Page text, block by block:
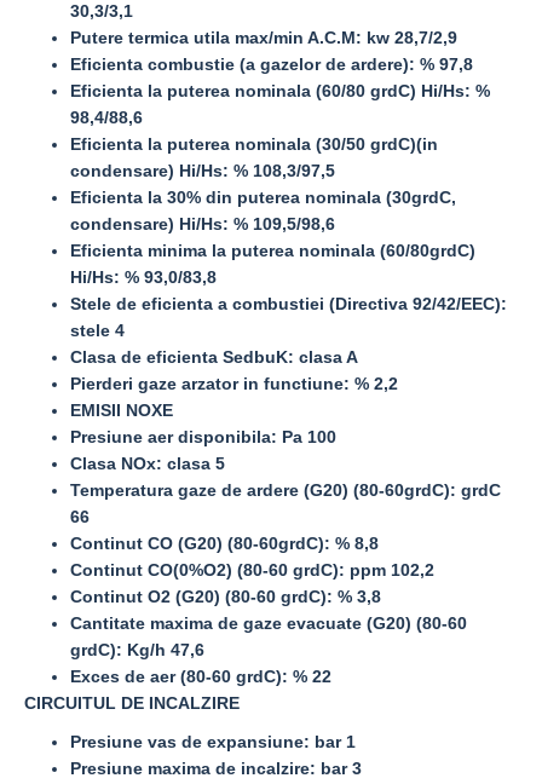
30,3/3,1
Putere termica utila max/min A.C.M: kw 28,7/2,9
Eficienta combustie (a gazelor de ardere): % 97,8
Eficienta la puterea nominala (60/80 grdC) Hi/Hs: %
98,4/88,6
Eficienta la puterea nominala (30/50 grdC)(in
condensare) Hi/Hs: % 108,3/97,5
Eficienta la 30% din puterea nominala (30grdC,
condensare) Hi/Hs: % 109,5/98,6
Eficienta minima la puterea nominala (60/80grdC)
Hi/Hs: % 93,0/83,8
Stele de eficienta a combustiei (Directiva 92/42/EEC):
stele 4
Clasa de eficienta SedbuK: clasa A
Pierderi gaze arzator in functiune: % 2,2
EMISII NOXE
Presiune aer disponibila: Pa 100
Clasa NOx: clasa 5
Temperatura gaze de ardere (G20) (80-60grdC): grdC
66
Continut CO (G20) (80-60grdC): % 8,8
Continut CO(0%O2) (80-60 grdC): ppm 102,2
Continut O2 (G20) (80-60 grdC): % 3,8
Cantitate maxima de gaze evacuate (G20) (80-60
grdC): Kg/h 47,6
Exces de aer (80-60 grdC): % 22
CIRCUITUL DE INCALZIRE
Presiune vas de expansiune: bar 1
Presiune maxima de incalzire: bar 3